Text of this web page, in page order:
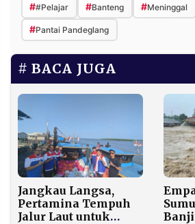
##Pelajar #Banteng #Meninggal
#Pantai Pandeglang
BACA JUGA
Jangkau Langsa,
Pertamina Tempuh
Jalur Laut untuk